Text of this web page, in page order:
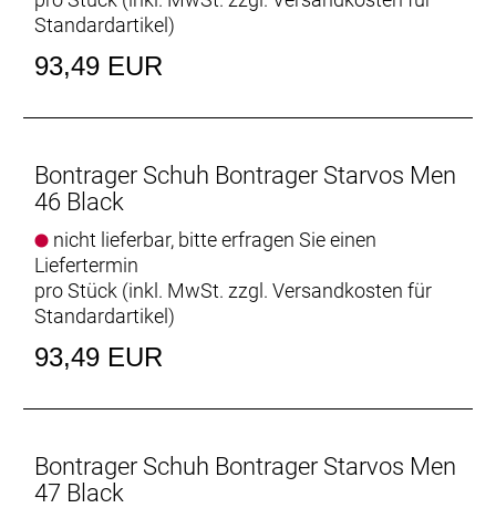
Standardartikel)
93,49 EUR
Bontrager Schuh Bontrager Starvos Men
46 Black
nicht lieferbar, bitte erfragen Sie einen
Liefertermin
pro Stück (inkl. MwSt. zzgl. Versandkosten für
Standardartikel)
93,49 EUR
Bontrager Schuh Bontrager Starvos Men
47 Black